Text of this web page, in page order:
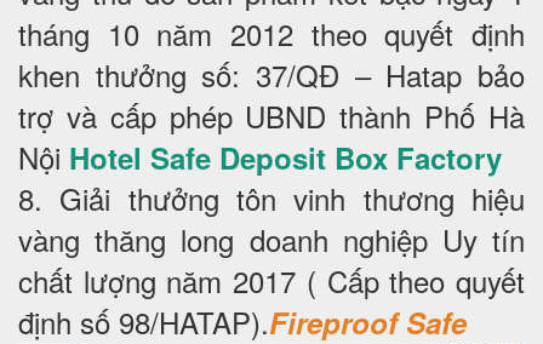
tháng 10 năm 2012 theo quyết định
khen thưởng số: 37/QĐ – Hatap bảo
trợ và cấp phép UBND thành Phố Hà
Nội Hotel Safe Deposit Box Factory
8. Giải thưởng tôn vinh thương hiệu
vàng thăng long doanh nghiệp Uy tín
chất lượng năm 2017 ( Cấp theo quyết
định số 98/HATAP).Fireproof Safe